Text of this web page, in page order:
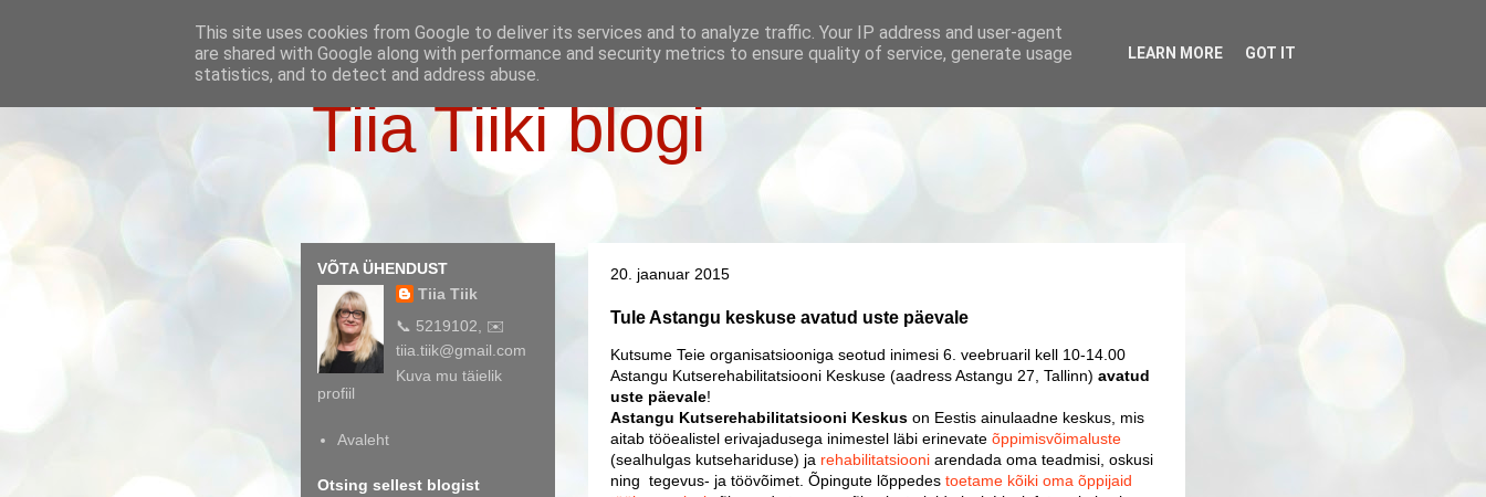
Tiia Tiiki blogi
20. jaanuar 2015
Tule Astangu keskuse avatud uste päevale
Kutsume Teie organisatsiooniga seotud inimesi 6. veebruaril kell 10-14.00
Astangu Kutserehabilitatsiooni Keskuse (aadress Astangu 27, Tallinn) avatud
uste päevale!
Astangu Kutserehabilitatsiooni Keskus on Eestis ainulaadne keskus, mis
aitab tööealistel erivajadusega inimestel läbi erinevate õppimisvõimaluste
(sealhulgas kutsehariduse) ja rehabilitatsiooni arendada oma teadmisi, oskusi
ning tegevus- ja töövõimet. Õpingute lõppedes toetame kõiki oma õppijaid
VÕTA ÜHENDUST
Tiia Tiik
📞 5219102, ✉️
tiia.tiik@gmail.com
Kuva mu täielik
profiil
Avaleht
Otsing sellest blogist
This site uses cookies from Google to deliver its services and to analyze traffic. Your IP address and user-agent
are shared with Google along with performance and security metrics to ensure quality of service, generate usage
statistics, and to detect and address abuse.
LEARN MORE GOT IT